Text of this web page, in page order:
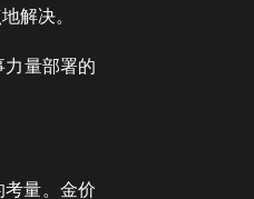
解决。
力量部署的
量。金价